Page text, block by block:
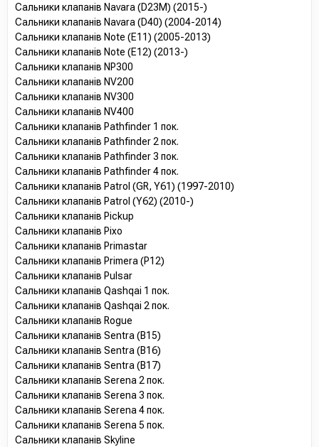
Сальники клапанів Navara (D23M) (2015-)
Сальники клапанів Navara (D40) (2004-2014)
Сальники клапанів Note (E11) (2005-2013)
Сальники клапанів Note (E12) (2013-)
Сальники клапанів NP300
Сальники клапанів NV200
Сальники клапанів NV300
Сальники клапанів NV400
Сальники клапанів Pathfinder 1 пок.
Сальники клапанів Pathfinder 2 пок.
Сальники клапанів Pathfinder 3 пок.
Сальники клапанів Pathfinder 4 пок.
Сальники клапанів Patrol (GR, Y61) (1997-2010)
Сальники клапанів Patrol (Y62) (2010-)
Сальники клапанів Pickup
Сальники клапанів Pixo
Сальники клапанів Primastar
Сальники клапанів Primera (P12)
Сальники клапанів Pulsar
Сальники клапанів Qashqai 1 пок.
Сальники клапанів Qashqai 2 пок.
Сальники клапанів Rogue
Сальники клапанів Sentra (B15)
Сальники клапанів Sentra (B16)
Сальники клапанів Sentra (B17)
Сальники клапанів Serena 2 пок.
Сальники клапанів Serena 3 пок.
Сальники клапанів Serena 4 пок.
Сальники клапанів Serena 5 пок.
Сальники клапанів Skyline